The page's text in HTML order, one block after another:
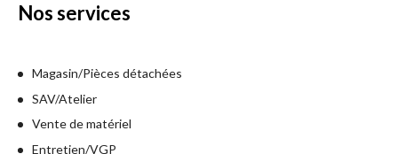
Nos services
Magasin/Pièces détachées
SAV/Atelier
Vente de matériel
Entretien/VGP